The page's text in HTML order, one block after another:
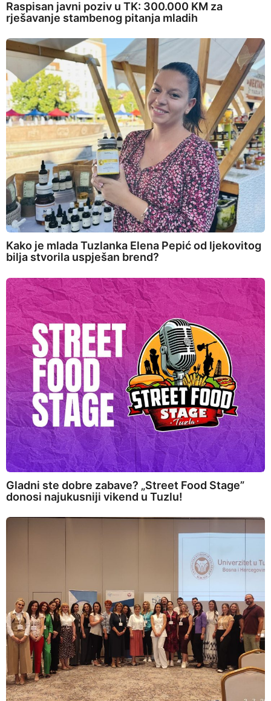
Raspisan javni poziv u TK: 300.000 KM za
rješavanje stambenog pitanja mladih
Kako je mlada Tuzlanka Elena Pepić od ljekovitog
bilja stvorila uspješan brend?
Gladni ste dobre zabave? „Street Food Stage”
donosi najukusniji vikend u Tuzlu!